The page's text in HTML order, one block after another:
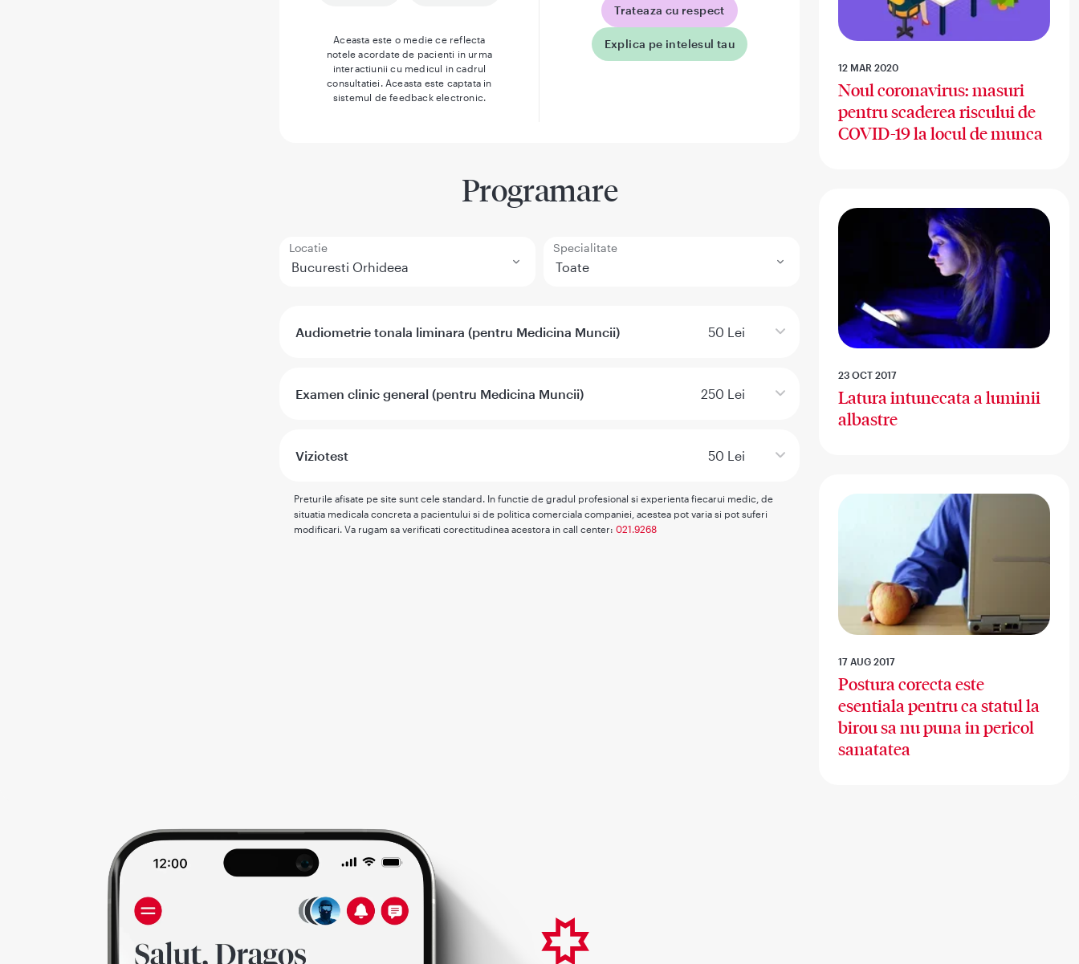
Aceasta este o medie ce reflecta
notele acordate de pacienti in urma
interactiunii cu medicul in cadrul
consultatiei. Aceasta este captata in
sistemul de feedback electronic.
Trateaza cu respect
Explica pe intelesul tau
Programare
Locatie Specialitate
Audiometrie tonala liminara (pentru Medicina Muncii) 50 Lei
Examen clinic general (pentru Medicina Muncii) 250 Lei
Viziotest 50 Lei
Preturile afisate pe site sunt cele standard. In functie de gradul profesional si experienta fiecarui medic, de
situatia medicala concreta a pacientului si de politica comerciala companiei, acestea pot varia si pot suferi
modificari. Va rugam sa verificati corectitudinea acestora in call center: 021.9268
12 MAR 2020
Noul coronavirus: masuri
pentru scaderea riscului de
COVID-19 la locul de munca
23 OCT 2017
Latura intunecata a luminii
albastre
17 AUG 2017
Postura corecta este
esentiala pentru ca statul la
birou sa nu puna in pericol
sanatatea